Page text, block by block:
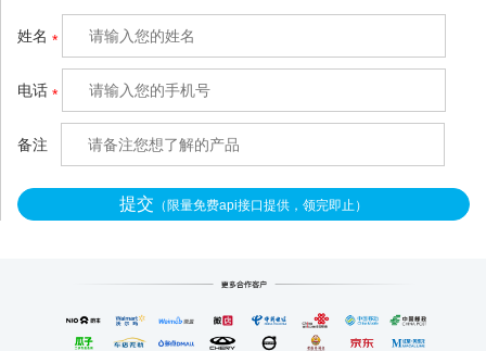
姓名 *
电话 *
备注
提交 （限量免费api接口提供，领完即止）